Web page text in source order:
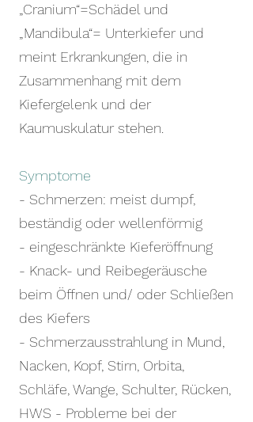
„Cranium“=Schädel und
„Mandibula“= Unterkiefer und
meint Erkrankungen, die in
Zusammenhang mit dem
Kiefergelenk und der
Kaumuskulatur stehen.
Symptome
- Schmerzen: meist dumpf,
beständig oder wellenförmig
- eingeschränkte Kieferöffnung
- Knack- und Reibegeräusche
beim Öffnen und/ oder Schließen
des Kiefers
- Schmerzausstrahlung in Mund,
Nacken, Kopf, Stirn, Orbita,
Schläfe, Wange, Schulter, Rücken,
HWS - Probleme bei der